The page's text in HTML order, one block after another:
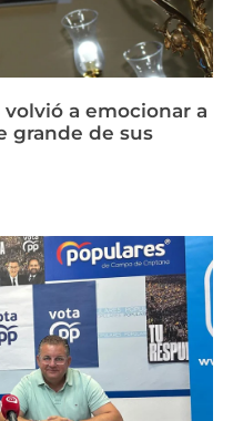
a emocionar a
grande de sus